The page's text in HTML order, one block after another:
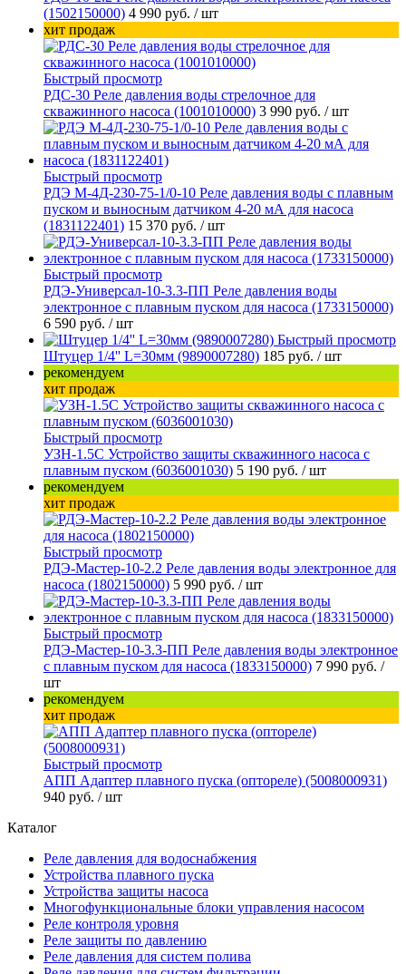
(1502150000) 4 990 руб. / шт
хит продаж
Быстрый просмотр
РДС-30 Реле давления воды стрелочное для
скважинного насоса (1001010000) 3 990 руб. / шт
Быстрый просмотр
РДЭ М-4Д-230-75-1/0-10 Реле давления воды с плавным
пуском и выносным датчиком 4-20 мА для насоса
(1831122401) 15 370 руб. / шт
Быстрый просмотр
РДЭ-Универсал-10-3.3-ПП Реле давления воды
электронное с плавным пуском для насоса (1733150000)
6 590 руб. / шт
Быстрый просмотр
Штуцер 1/4'' L=30мм (9890007280) 185 руб. / шт
рекомендуем
хит продаж
Быстрый просмотр
УЗН-1.5С Устройство защиты скважинного насоса с
плавным пуском (6036001030) 5 190 руб. / шт
рекомендуем
хит продаж
Быстрый просмотр
РДЭ-Мастер-10-2.2 Реле давления воды электронное для
насоса (1802150000) 5 990 руб. / шт
Быстрый просмотр
РДЭ-Мастер-10-3.3-ПП Реле давления воды электронное
с плавным пуском для насоса (1833150000) 7 990 руб. /
шт
рекомендуем
хит продаж
Быстрый просмотр
АПП Адаптер плавного пуска (оптореле) (5008000931)
940 руб. / шт
Каталог
Реле давления для водоснабжения
Устройства плавного пуска
Устройства защиты насоса
Многофункциональные блоки управления насосом
Реле контроля уровня
Реле защиты по давлению
Реле давления для систем полива